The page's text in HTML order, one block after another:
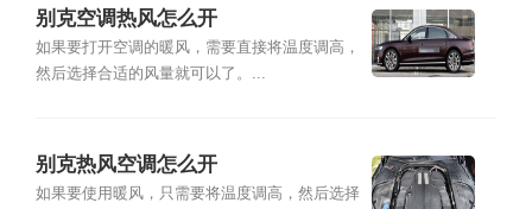
别克空调热风怎么开
如果要打开空调的暖风，需要直接将温度调高，
然后选择合适的风量就可以了。...
别克热风空调怎么开
如果要使用暖风，只需要将温度调高，然后选择